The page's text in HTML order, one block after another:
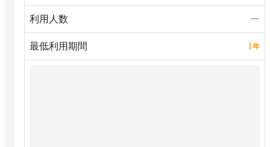
利用人数 ー
最低利用期間 1年